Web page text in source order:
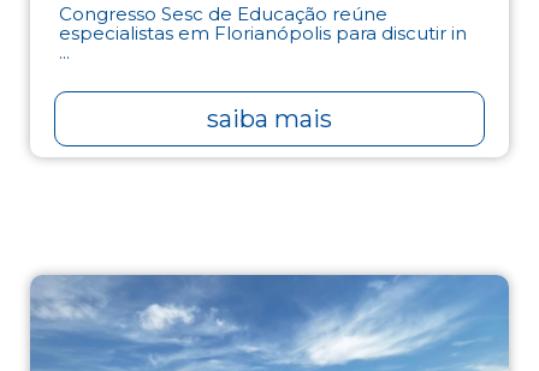
Congresso Sesc de Educação reúne
especialistas em Florianópolis para discutir in
...
saiba mais